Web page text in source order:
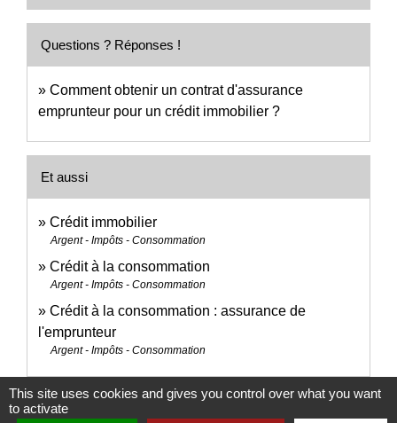
Questions ? Réponses !
Comment obtenir un contrat d'assurance
emprunteur pour un crédit immobilier ?
Et aussi
Crédit immobilier
Argent - Impôts - Consommation
Crédit à la consommation
Argent - Impôts - Consommation
Crédit à la consommation : assurance de
l'emprunteur
Argent - Impôts - Consommation
Pour en savoir plus
This site uses cookies and gives you control over what you want
to activate